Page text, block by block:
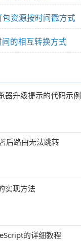
资源按时间戳方式
的相互转换方式
器升级提示的代码示例
后路由无法跳转
实现方法
的详细教程